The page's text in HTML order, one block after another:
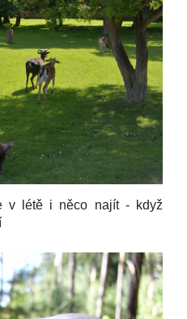
v létě i něco najít - když